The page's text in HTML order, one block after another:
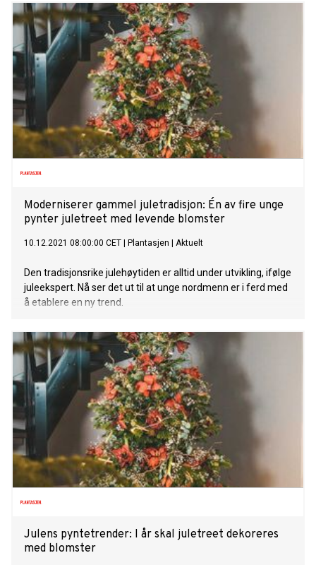
Moderniserer gammel juletradisjon: Én av fire unge
pynter juletreet med levende blomster
10.12.2021 08:00:00 CET Plantasjen Aktuelt
Den tradisjonsrike julehøytiden er alltid under utvikling, ifølge
juleekspert. Nå ser det ut til at unge nordmenn er i ferd med
å etablere en ny trend.
Julens pyntetrender: I år skal juletreet dekoreres
med blomster